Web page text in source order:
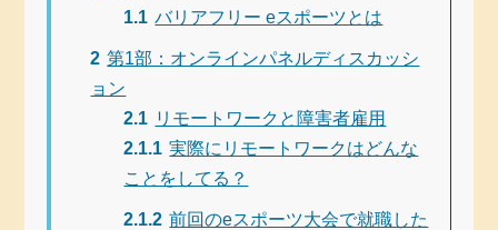
1.1 バリアフリー eスポーツとは
2 第1部：オンラインパネルディスカッシ
ョン
2.1 リモートワークと障害者雇用
2.1.1 実際にリモートワークはどんな
ことをしてる？
2.1.2 前回のeスポーツ大会で就職した